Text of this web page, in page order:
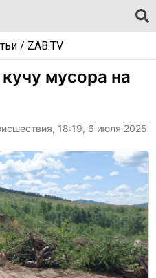
/ ZAB.TV
мусора на
18:19, 6 июля 2025